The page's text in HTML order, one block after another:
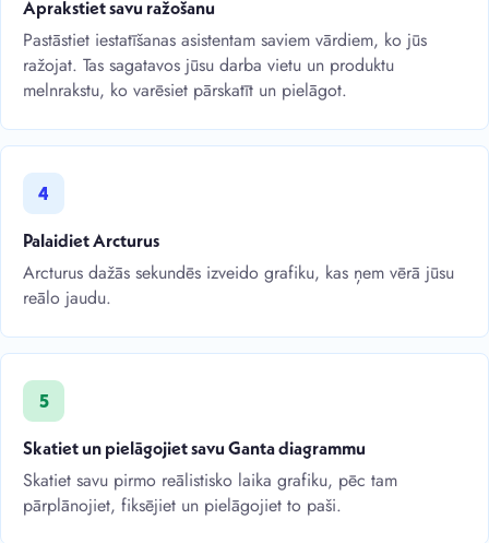
Aprakstiet savu ražošanu
Pastāstiet iestatīšanas asistentam saviem vārdiem, ko jūs
ražojat. Tas sagatavos jūsu darba vietu un produktu
melnrakstu, ko varēsiet pārskatīt un pielāgot.
4
Palaidiet Arcturus
Arcturus dažās sekundēs izveido grafiku, kas ņem vērā jūsu
reālo jaudu.
5
Skatiet un pielāgojiet savu Ganta diagrammu
Skatiet savu pirmo reālistisko laika grafiku, pēc tam
pārplānojiet, fiksējiet un pielāgojiet to paši.